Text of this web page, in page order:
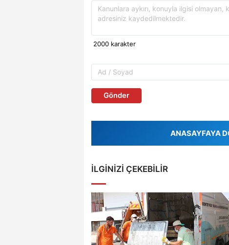
Gönder
ANASAYFAYA
İLGINIZI ÇEKEBILIR